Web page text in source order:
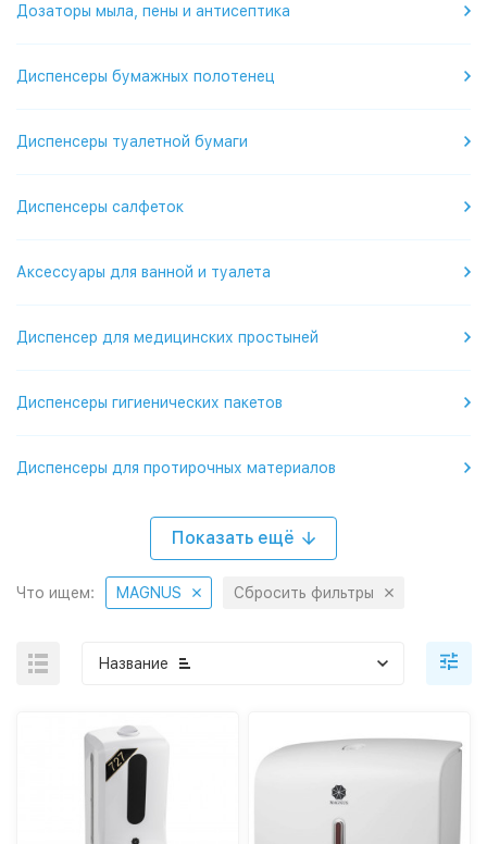
Дозаторы мыла, пены и антисептика
Диспенсеры бумажных полотенец
Диспенсеры туалетной бумаги
Диспенсеры салфеток
Аксессуары для ванной и туалета
Диспенсер для медицинских простыней
Диспенсеры гигиенических пакетов
Диспенсеры для протирочных материалов
Показать ещё
Что ищем: MAGNUS Сбросить фильтры
Название